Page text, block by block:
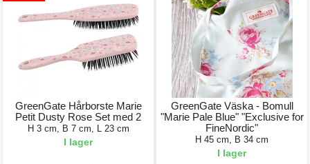
GreenGate Hårborste Marie
Petit Dusty Rose Set med 2
H 3 cm, B 7 cm, L 23 cm
I lager
GreenGate Väska - Bomull
"Marie Pale Blue" "Exclusive for
FineNordic"
H 45 cm, B 34 cm
I lager